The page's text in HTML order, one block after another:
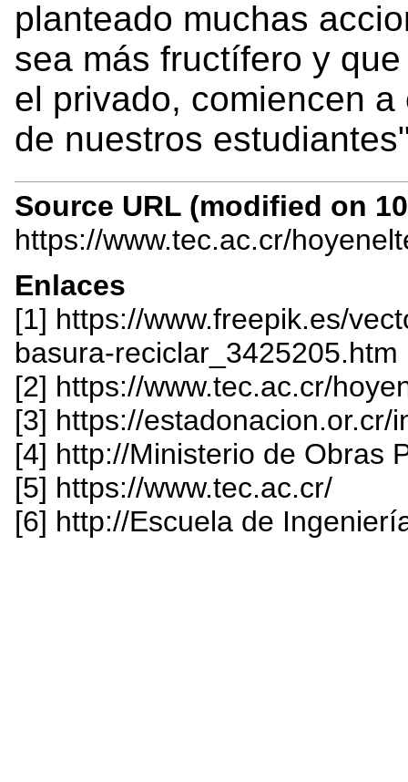
planteado muchas
sea más fructífero y
el privado, comiencen
de nuestros
Source URL (modified on
https://www.tec.ac.cr/
Enlaces
[1] https://www.freepik.es/
basura-reciclar_3425205.htm
[2] https://www.tec.ac.cr/
[3] https://estadonacion.or.cr/
[4] http://Ministerio de Obras
[5] https://www.tec.ac.cr/
[6] http://Escuela de